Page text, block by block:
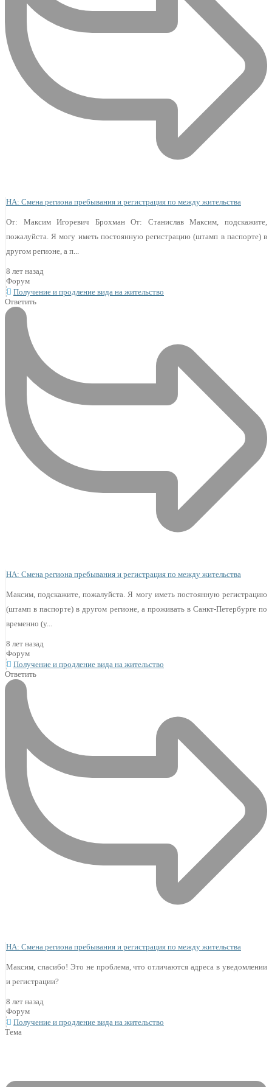
НА: Смена региона пребывания и регистрация по между жительства
От: Максим Игоревич Брохман От: Станислав Максим, подскажите,
пожалуйста. Я могу иметь постоянную регистрацию (штамп в паспорте) в
другом регионе, а п...
8 лет назад
Форум
Получение и продление вида на жительство
Ответить
НА: Смена региона пребывания и регистрация по между жительства
Максим, подскажите, пожалуйста. Я могу иметь постоянную регистрацию
(штамп в паспорте) в другом регионе, а проживать в Санкт-Петербурге по
временно (у...
8 лет назад
Форум
Получение и продление вида на жительство
Ответить
НА: Смена региона пребывания и регистрация по между жительства
Максим, спасибо! Это не проблема, что отличаются адреса в уведомлении
и регистрации?
8 лет назад
Форум
Получение и продление вида на жительство
Тема